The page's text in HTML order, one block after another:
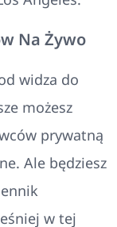
Na Żywo
widza do
możesz
prywatną
Ale będziesz
w tej